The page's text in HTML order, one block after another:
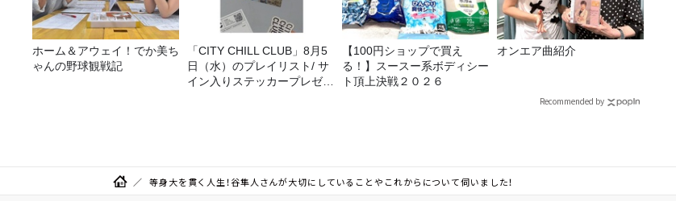
ホーム＆アウェイ！でか美ち
ゃんの野球観戦記
「CITY CHILL CLUB」8月5
日（水）のプレイリスト/ サ
イン入りステッカープレゼン
【100円ショップで買え
る！】スースー系ボディシー
ト頂上決戦２０２６
オンエア曲紹介
Recommended by
等身大を貫く人生！谷隼人さんが大切にしていることやこれからについて伺いました！